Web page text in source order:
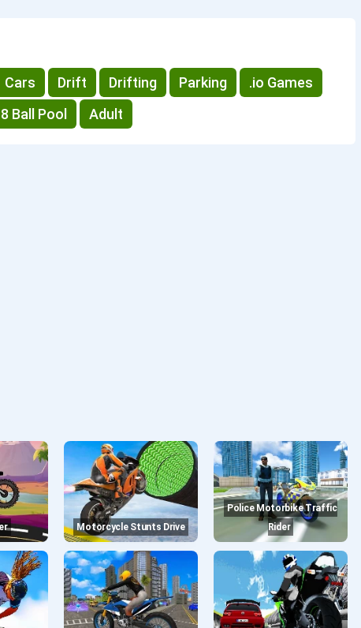
Cars Drift Drifting Parking
.io Games
8 Ball Pool Adult
Motorcycle Stunts Drive
Police Motorbike Traffic
Rider